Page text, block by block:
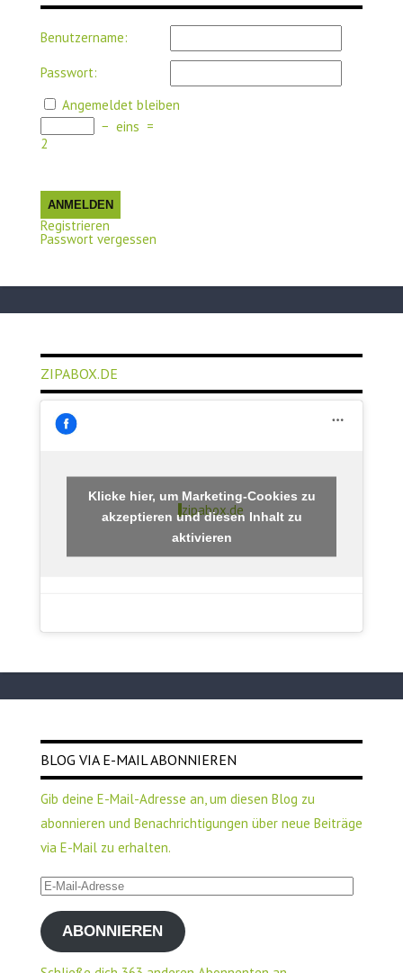
Benutzername:
Passwort:
Angemeldet bleiben
− eins =
2
ANMELDEN
Registrieren
Passwort vergessen
ZIPABOX.DE
zipabox.de
Klicke hier, um Marketing-Cookies zu
akzeptieren und diesen Inhalt zu
aktivieren
BLOG VIA E-MAIL ABONNIEREN
Gib deine E-Mail-Adresse an, um diesen Blog zu
abonnieren und Benachrichtigungen über neue Beiträge
via E-Mail zu erhalten.
E-
Mail-
AdresseABONNIEREN